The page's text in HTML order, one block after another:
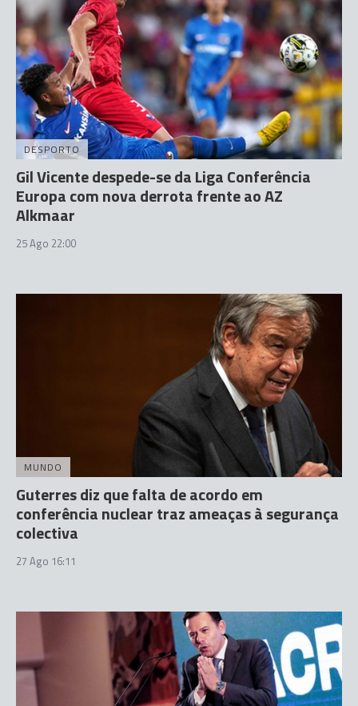
DESPORTO
Gil Vicente despede-se da Liga Conferência
Europa com nova derrota frente ao AZ
Alkmaar
25 Ago 22:00
MUNDO
Guterres diz que falta de acordo em
conferência nuclear traz ameaças à segurança
colectiva
27 Ago 16:11